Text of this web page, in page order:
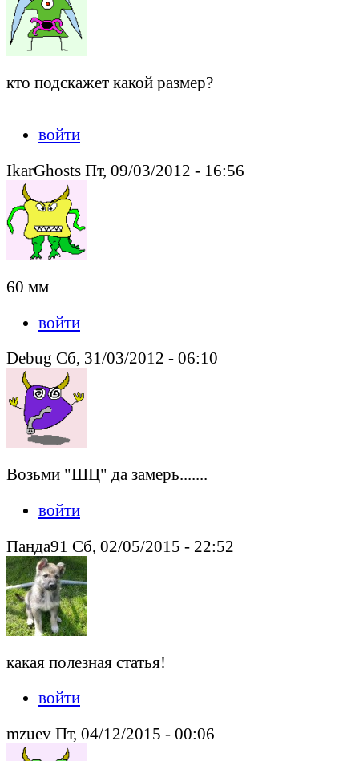
кто подскажет какой размер?
войти
IkarGhosts Пт, 09/03/2012 - 16:56
60 мм
войти
Debug Сб, 31/03/2012 - 06:10
Возьми "ШЦ" да замерь.......
войти
Панда91 Сб, 02/05/2015 - 22:52
какая полезная статья!
войти
mzuev Пт, 04/12/2015 - 00:06